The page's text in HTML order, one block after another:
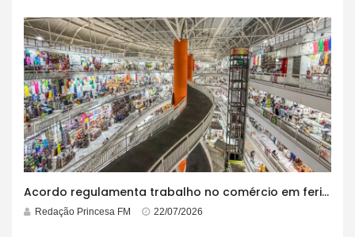
Acordo regulamenta trabalho no comércio em feriados
Redação Princesa FM 22/07/2026